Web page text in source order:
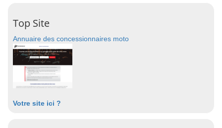
Top Site
Annuaire des concessionnaires moto
Votre site ici ?